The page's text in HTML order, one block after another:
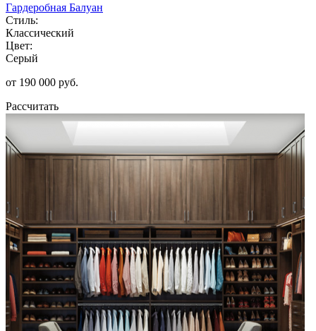
Гардеробная Балуан
Стиль:
Классический
Цвет:
Серый
от 190 000 руб.
Рассчитать